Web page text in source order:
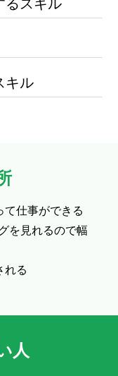
るスキル
キル
て仕事ができる
を見れるので幅
れる
人